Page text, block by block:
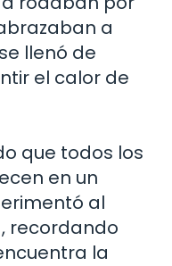
a
llenó de
el calor de
que todos los
en un
al
recordando
la